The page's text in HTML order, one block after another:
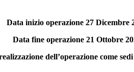
Data inizio operazione 27 Dicembre
Data fine operazione 21 Ottobre
dell’operazione come